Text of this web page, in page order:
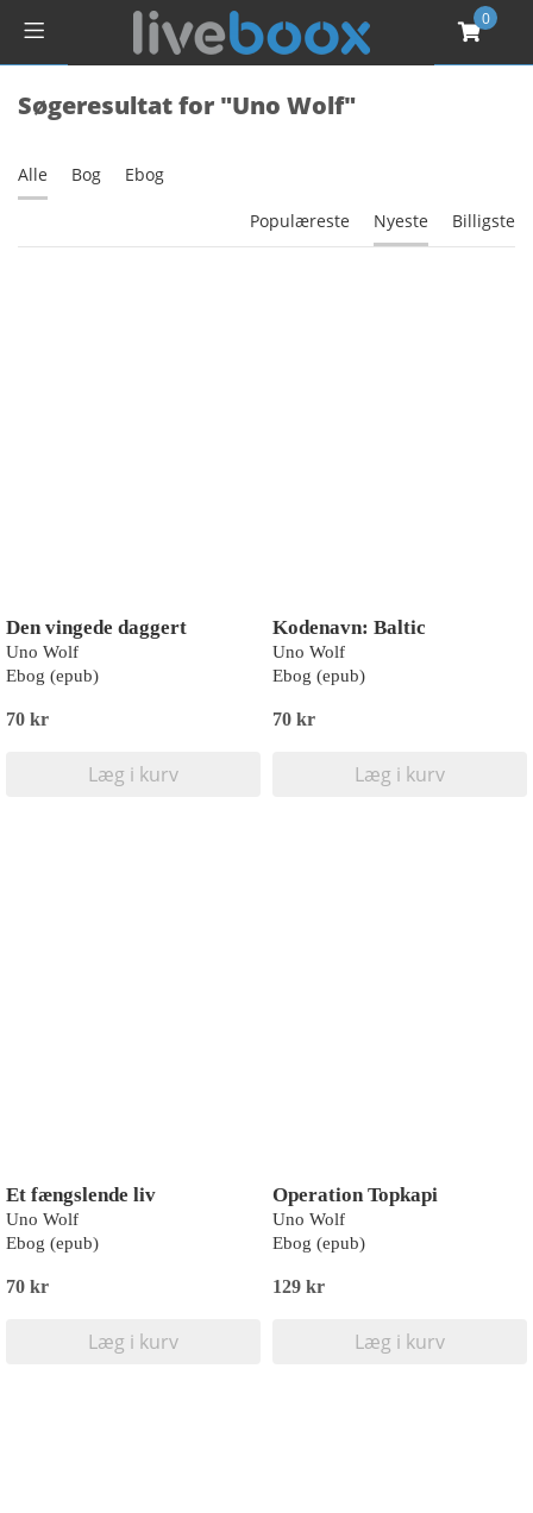
0
Søgeresultat for "Uno Wolf"
Alle Bog Ebog
Populæreste Nyeste Billigste
Den vingede daggert
Uno Wolf
Ebog (epub)
70 kr
Læg i kurv
Kodenavn: Baltic
Uno Wolf
Ebog (epub)
70 kr
Læg i kurv
Et fængslende liv
Uno Wolf
Ebog (epub)
70 kr
Læg i kurv
Operation Topkapi
Uno Wolf
Ebog (epub)
129 kr
Læg i kurv